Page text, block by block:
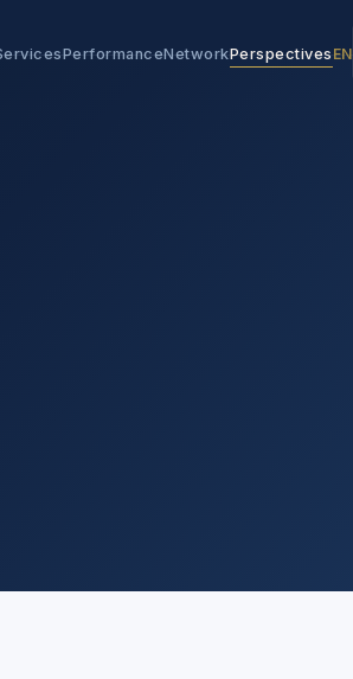
PerformanceNetworkPerspectives EN